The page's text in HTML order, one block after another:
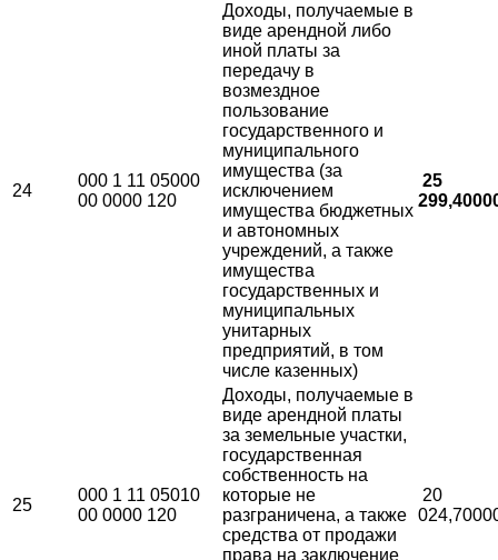
24
000 1 11 05000
00 0000 120
Доходы, получаемые в
виде арендной либо
иной платы за
передачу в
возмездное
пользование
государственного и
муниципального
имущества (за
исключением
имущества бюджетных
и автономных
учреждений, а также
имущества
государственных и
муниципальных
унитарных
предприятий, в том
числе казенных)
25
25
000 1 11 05010
00 0000 120
Доходы, получаемые в
виде арендной платы
за земельные участки,
государственная
собственность на
которые не
разграничена, а также
средства от продажи
права на заключение
20